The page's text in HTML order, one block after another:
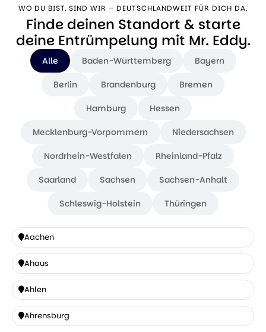
WO DU BIST, SIND WIR – DEUTSCHLANDWEIT FÜR DICH DA.
Finde deinen Standort & starte
deine Entrümpelung mit Mr. Eddy.
Baden-Württemberg
Bayern
Berlin
Brandenburg
Bremen
Hamburg
Hessen
Mecklenburg-Vorpommern
Niedersachsen
Nordrhein-Westfalen
Rheinland-Pfalz
Saarland
Sachsen
Sachsen-Anhalt
Schleswig-Holstein
Thüringen
Alle
Aachen
Aachen
Ahaus
Ahaus
Ahlen
Ahlen
Ahrensburg
Ahrensburg